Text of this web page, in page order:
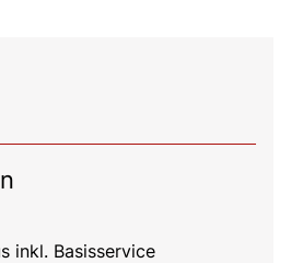
inkl. Basisservice